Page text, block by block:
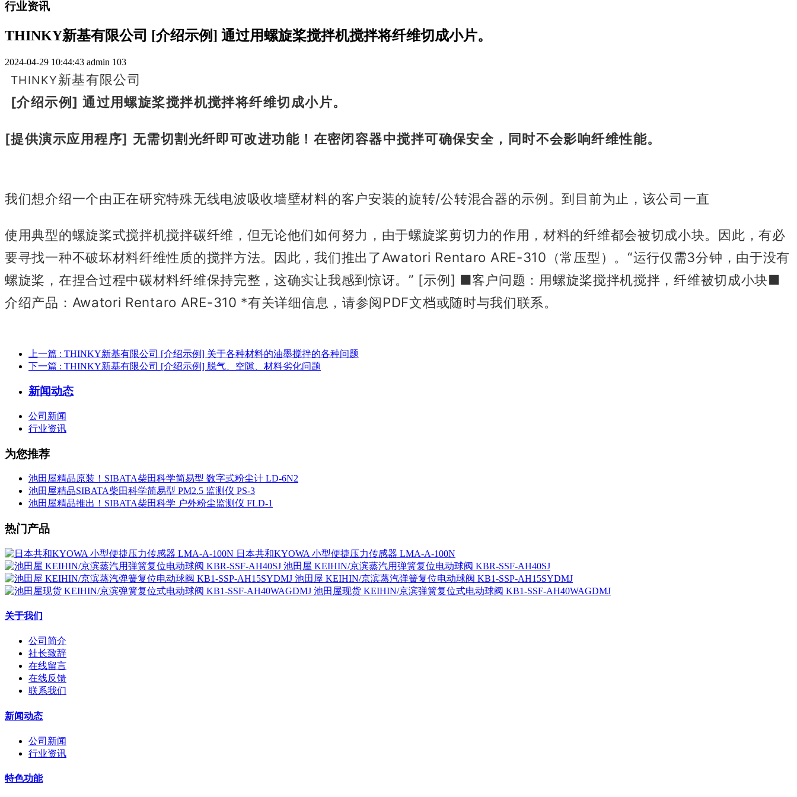
行业资讯
THINKY新基有限公司 [介绍示例] 通过用螺旋桨搅拌机搅拌将纤维切成小片。
2024-04-29 10:44:43 admin 103
THINKY新基有限公司
[介绍示例] 通过用螺旋桨搅拌机搅拌将纤维切成小片。
[提供演示应用程序] 无需切割光纤即可改进功能！ 在密闭容器中搅拌可确保安全，同时不会影响纤维性能。
我们想介绍一个由正在研究特殊无线电波吸收墙壁材料的客户安装的旋转/公转混合器的示例。到目前为止，该公司一直
使用典型的螺旋桨式搅拌机搅拌碳纤维，但无论他们如何努力， 由于螺旋桨剪切力的作用，材料的纤维都会被切成小块。 因此，有必
要寻找一种不破坏材料纤维性质的搅拌方法。 因此，我们推出了Awatori Rentaro ARE-310（常压型）。 “运行仅需3分钟，由于没有
螺旋桨， 在捏合过程中碳材料纤维保持完整，这确实让我感到惊讶。” [示例] ■客户问题：用螺旋桨搅拌机搅拌，纤维被切成小块■
介绍产品：Awatori Rentaro ARE-310 *有关详细信息，请参阅PDF文档或随时与我们联系。
上一篇 : THINKY新基有限公司 [介绍示例] 关于各种材料的油墨搅拌的各种问题
下一篇 : THINKY新基有限公司 [介绍示例] 脱气、空隙、材料劣化问题
新闻动态
公司新闻
行业资讯
为您推荐
池田屋精品原装！SIBATA柴田科学简易型 数字式粉尘计 LD-6N2
池田屋精品SIBATA柴田科学简易型 PM2.5 监测仪 PS-3
池田屋精品推出！SIBATA柴田科学 户外粉尘监测仪 FLD-1
热门产品
日本共和KYOWA 小型便捷压力传感器 LMA-A-100N
池田屋 KEIHIN/京滨蒸汽用弹簧复位电动球阀 KBR-SSF-AH40SJ
池田屋 KEIHIN/京滨蒸汽弹簧复位电动球阀 KB1-SSP-AH15SYDMJ
池田屋现货 KEIHIN/京滨弹簧复位式电动球阀 KB1-SSF-AH40WAGDMJ
关于我们
公司简介
社长致辞
在线留言
在线反馈
联系我们
新闻动态
公司新闻
行业资讯
特色功能